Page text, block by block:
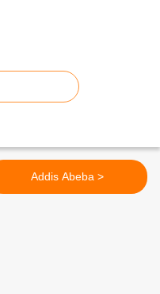
Addis Abeba >